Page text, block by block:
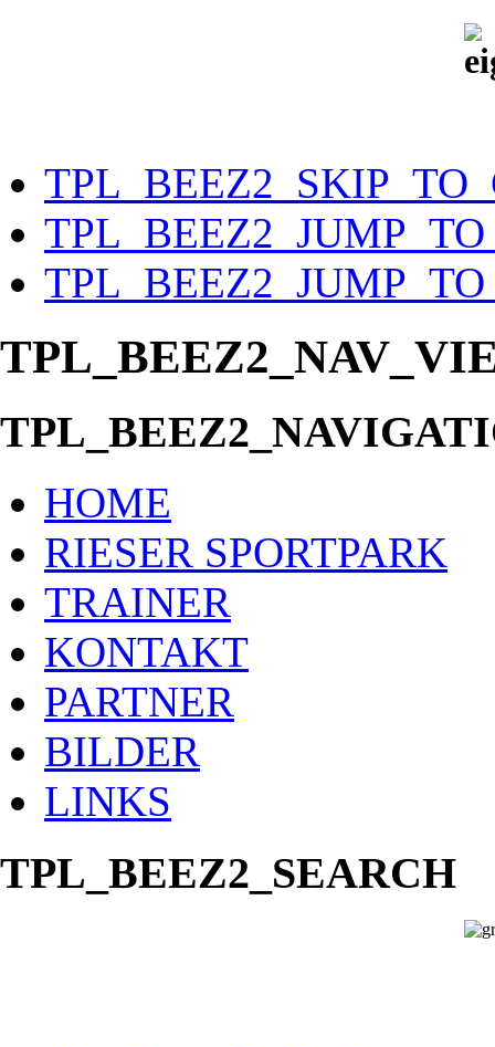
HOME
RIESER SPORTPARK
TRAINER
KONTAKT
PARTNER
BILDER
LINKS
TPL_BEEZ2_SEARCH